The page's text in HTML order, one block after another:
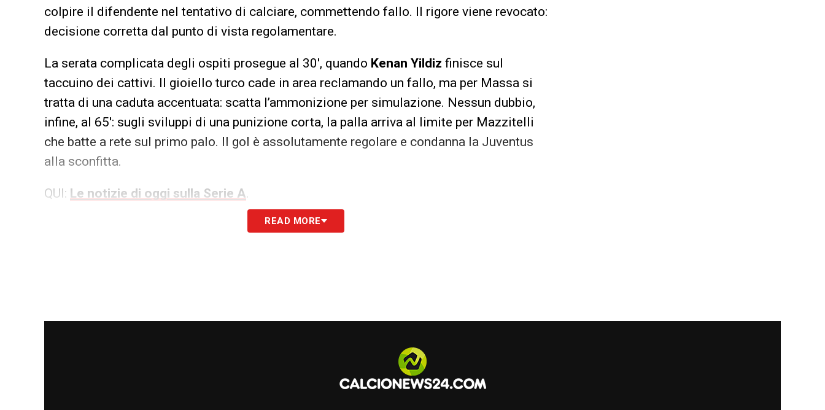
colpire il difendente nel tentativo di calciare, commettendo fallo. Il rigore viene revocato:
decisione corretta dal punto di vista regolamentare.
La serata complicata degli ospiti prosegue al 30′, quando Kenan Yildiz finisce sul
taccuino dei cattivi. Il gioiello turco cade in area reclamando un fallo, ma per Massa si
tratta di una caduta accentuata: scatta l’ammonizione per simulazione. Nessun dubbio,
infine, al 65′: sugli sviluppi di una punizione corta, la palla arriva al limite per Mazzitelli
che batte a rete sul primo palo. Il gol è assolutamente regolare e condanna la Juventus
alla sconfitta.
QUI: Le notizie di oggi sulla Serie A.
LA PLAYLIST DELLE NOSTRE TOP NEWS
READ MORE